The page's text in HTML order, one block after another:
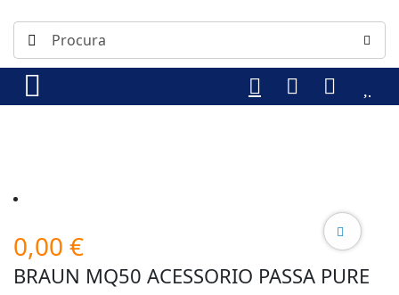
0,00 €
BRAUN MQ50 ACESSORIO PASSA PURE